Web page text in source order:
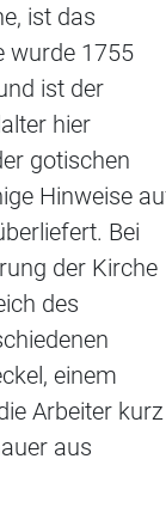
ist das
wurde 1755
ist der
hier
gotischen
Hinweise
Bei
der Kirche
des
einem
Arbeiter kurz
aus